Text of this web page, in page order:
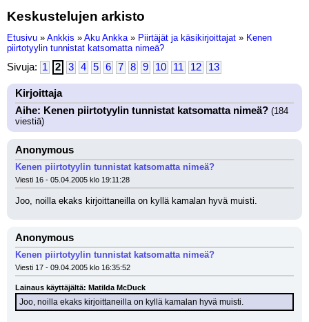
Keskustelujen arkisto
Etusivu » Ankkis » Aku Ankka » Piirtäjät ja käsikirjoittajat » Kenen
piirtotyylin tunnistat katsomatta nimeä?
Sivuja: 1 2 3 4 5 6 7 8 9 10 11 12 13
Kirjoittaja
Aihe: Kenen piirtotyylin tunnistat katsomatta nimeä? (184
viestiä)
Anonymous
Kenen piirtotyylin tunnistat katsomatta nimeä?
Viesti 16 - 05.04.2005 klo 19:11:28
Joo, noilla ekaks kirjoittaneilla on kyllä kamalan hyvä muisti.
Anonymous
Kenen piirtotyylin tunnistat katsomatta nimeä?
Viesti 17 - 09.04.2005 klo 16:35:52
Lainaus käyttäjältä: Matilda McDuck
Joo, noilla ekaks kirjoittaneilla on kyllä kamalan hyvä muisti.